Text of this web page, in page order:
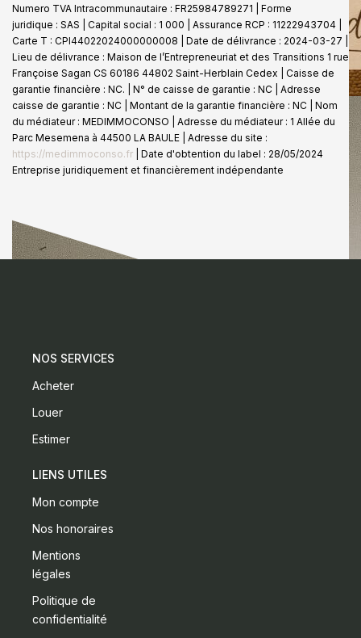
Numero TVA Intracommunautaire : FR25984789271 | Forme
juridique : SAS | Capital social : 1 000 | Assurance RCP : 11222943704 |
Carte T : CPI44022024000000008 | Date de délivrance : 2024-03-27 |
Lieu de délivrance : Maison de l’Entrepreneuriat et des Transitions 1 rue
Françoise Sagan CS 60186 44802 Saint-Herblain Cedex | Caisse de
garantie financière : NC. | N° de caisse de garantie : NC | Adresse
caisse de garantie : NC | Montant de la garantie financière : NC | Nom
du médiateur : MEDIMMOCONSO | Adresse du médiateur : 1 Allée du
Parc Mesemena à 44500 LA BAULE | Adresse du site :
https://medimmoconso.fr | Date d'obtention du label : 28/05/2024
Entreprise juridiquement et financièrement indépendante
NOS SERVICES
Acheter
Louer
Estimer
LIENS UTILES
Mon compte
Nos honoraires
Mentions
légales
Politique de
confidentialité